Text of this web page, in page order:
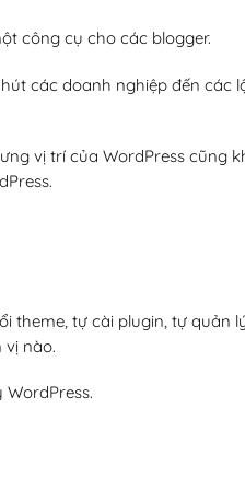
công cụ cho các blogger.
các doanh nghiệp đến các
vị trí của WordPress cũng
theme, tự cài plugin, tự quản
nào.